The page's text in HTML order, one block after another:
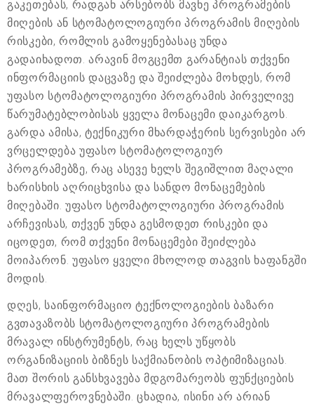
გაკეთებას, რადგან არსებობს მავნე პროგრამების
მიღების ან სტომატოლოგიური პროგრამის მიღების
რისკები, რომლის გამოყენებასაც უნდა
გადაიხადოთ. არავინ მოგცემთ გარანტიას თქვენი
ინფორმაციის დაცვაზე და შეიძლება მოხდეს, რომ
უფასო სტომატოლოგიური პროგრამის პირველივე
წარუმატებლობისას ყველა მონაცემი დაიკარგოს.
გარდა ამისა, ტექნიკური მხარდაჭერის სერვისები არ
ვრცელდება უფასო სტომატოლოგიურ
პროგრამებზე, რაც ასევე ხელს შეგიშლით მაღალი
ხარისხის აღრიცხვისა და სანდო მონაცემების
მიღებაში. უფასო სტომატოლოგიური პროგრამის
არჩევისას, თქვენ უნდა გესმოდეთ რისკები და
იცოდეთ, რომ თქვენი მონაცემები შეიძლება
მოიპარონ. უფასო ყველი მხოლოდ თაგვის ხაფანგში
მოდის.
დღეს, საინფორმაციო ტექნოლოგიების ბაზარი
გვთავაზობს სტომატოლოგიური პროგრამების
მრავალ ინსტრუმენტს, რაც ხელს უწყობს
ორგანიზაციის ბიზნეს საქმიანობის ოპტიმიზაციას.
მათ შორის განსხვავება მდგომარეობს ფუნქციების
მრავალფეროვნებაში. ცხადია, ისინი არ არიან